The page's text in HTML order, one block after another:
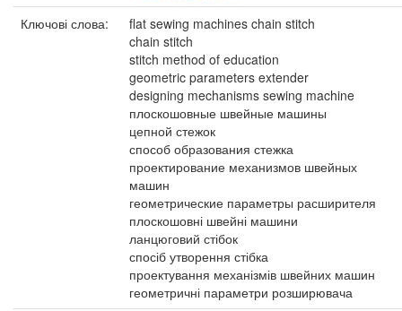
Ключові слова:
flat sewing machines chain stitch
chain stitch
stitch method of education
geometric parameters extender
designing mechanisms sewing machine
плоскошовные швейные машины
цепной стежок
способ образования стежка
проектирование механизмов швейных
машин
геометрические параметры расширителя
плоскошовні швейні машини
ланцюговий стібок
спосіб утворення стібка
проектування механізмів швейних машин
геометричні параметри розширювача